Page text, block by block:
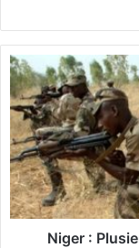
N
g
e
r
:
P
l
u
Niger :